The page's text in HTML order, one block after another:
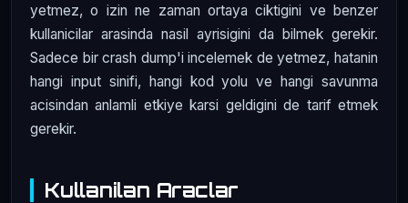
yetmez, o izin ne zaman ortaya ciktigini ve benzer
kullanicilar arasinda nasil ayrisigini da bilmek gerekir.
Sadece bir crash dump'i incelemek de yetmez, hatanin
hangi input sinifi, hangi kod yolu ve hangi savunma
acisindan anlamli etkiye karsi geldigini de tarif etmek
gerekir.
Kullanilan Araclar